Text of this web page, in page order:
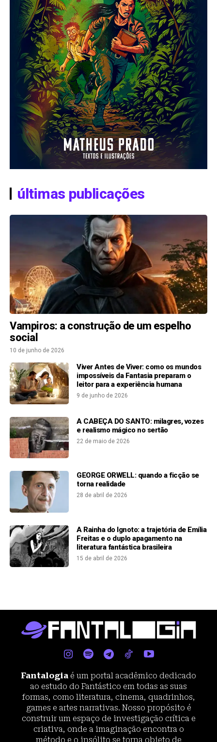
últimas publicações
Vampiros: a construção de um espelho
social
10 de junho de 2026
Viver Antes de Viver: como os mundos
impossíveis da Fantasia preparam o
leitor para a experiência humana
9 de junho de 2026
A CABEÇA DO SANTO: milagres, vozes
e realismo mágico no sertão
22 de maio de 2026
GEORGE ORWELL: quando a ficção se
torna realidade
28 de abril de 2026
A Rainha do Ignoto: a trajetória de Emília
Freitas e o duplo apagamento na
literatura fantástica brasileira
15 de abril de 2026
Fantalogia é um portal acadêmico dedicado
ao estudo do Fantástico em todas as suas
formas, como literatura, cinema, quadrinhos,
games e artes narrativas. Nosso propósito é
construir um espaço de investigação crítica e
criativa, onde a imaginação encontra o
método e o insólito se torna objeto de